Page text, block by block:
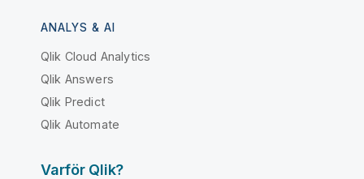
ANALYS & AI
Qlik Cloud Analytics
Qlik Answers
Qlik Predict
Qlik Automate
Varför Qlik?